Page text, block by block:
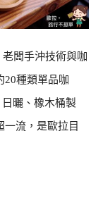
闆手沖技術與咖
20種類單品咖
曬、橡木桶製
一流，是歐拉目